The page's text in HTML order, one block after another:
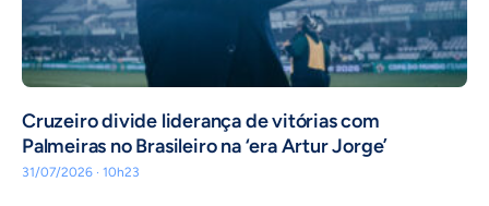
Cruzeiro divide liderança de vitórias com
Palmeiras no Brasileiro na ‘era Artur Jorge’
31/07/2026 · 10h23